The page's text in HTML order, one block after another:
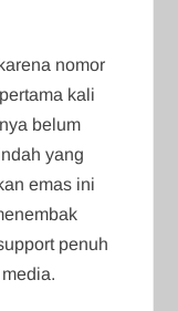
nomor
kali
belum
yang
emas ini
penuh